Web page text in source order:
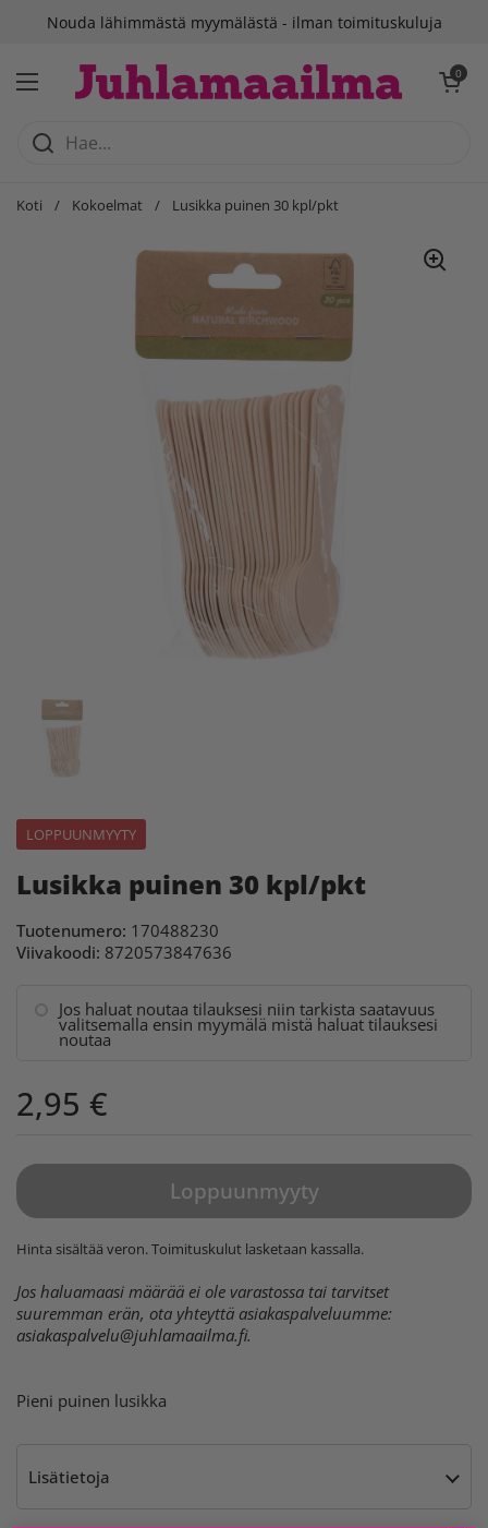
Siirry sisältöön
Nouda lähimmästä myymälästä - ilman toimituskuluja
Avaa valikko
Avaa 0
Koti / Kokoelmat / Lusikka puinen 30 kpl/pkt
LOPPUUNMYYTY
Lusikka puinen 30 kpl/pkt
Tuotenumero: 170488230
Viivakoodi: 8720573847636
Jos haluat noutaa tilauksesi niin tarkista saatavuus
valitsemalla ensin myymälä mistä haluat tilauksesi
noutaa
2,95 €
Loppuunmyyty
Hinta sisältää veron.Toimituskulut lasketaan kassalla.
Jos haluamaasi määrää ei ole varastossa tai tarvitset
suuremman erän, ota yhteyttä asiakaspalveluumme:
asiakaspalvelu@juhlamaailma.fi.
Pieni puinen lusikka
Lisätietoja